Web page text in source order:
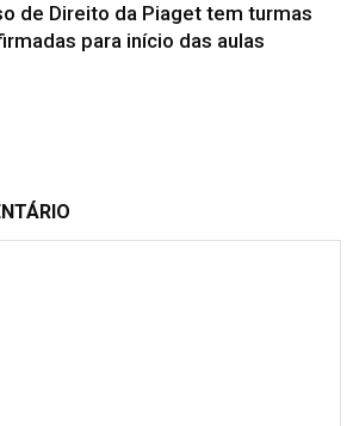
de Direito da Piaget tem turmas
para início das aulas